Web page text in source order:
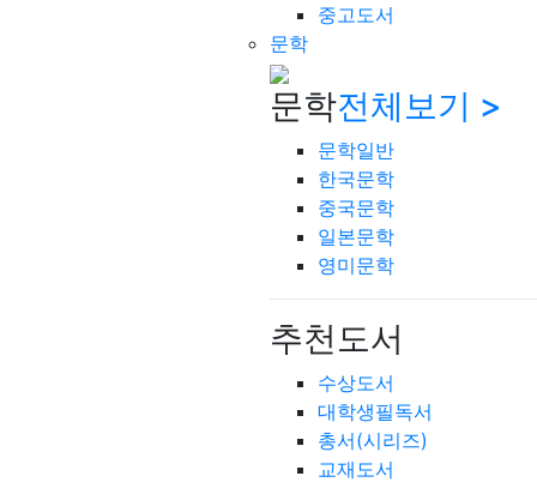
중고도서
문학
문학전체보기 >
문학일반
한국문학
중국문학
일본문학
영미문학
추천도서
수상도서
대학생필독서
총서(시리즈)
교재도서